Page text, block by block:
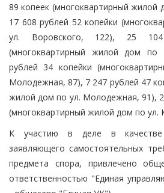
89 копеек (многоквартирный жилой
17 608 рублей 52 копейки
ул. Воровского, 122), 25
(многоквартирный жилой дом по
рублей 34 копейки
Молодежная, 87), 7 247 рублей 47
жилой дом по ул. Молодежная, 91), 2
(многоквартирный жилой дом по ул.
К участию в деле в
заявляющего самостоятельных
предмета спора, привлечено
ответственностью "Единая